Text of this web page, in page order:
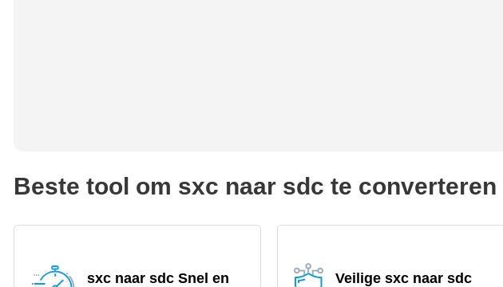
Beste tool om sxc naar sdc te converteren
sxc naar sdc Snel en
Veilige sxc naar sdc